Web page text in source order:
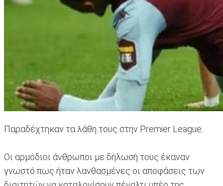
Παραδέχτηκαν τα λάθη τους στην Premier League.
Οι αρμόδιοι άνθρωποι με δήλωσή τους έκαναν
γνωστό πως ήταν λανθασμένες οι αποφάσεις των